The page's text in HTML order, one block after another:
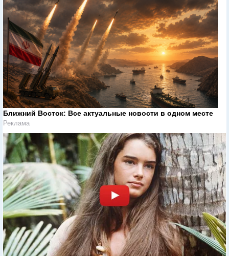
Ближний Восток: Все актуальные новости в одном месте
Реклама